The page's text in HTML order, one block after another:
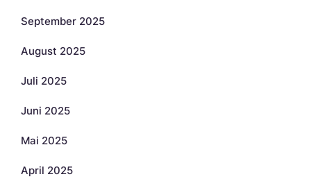
September 2025
August 2025
Juli 2025
Juni 2025
Mai 2025
April 2025